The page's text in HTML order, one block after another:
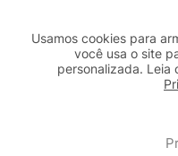
Usamos cookies para
você usa o site
personalizada. Leia